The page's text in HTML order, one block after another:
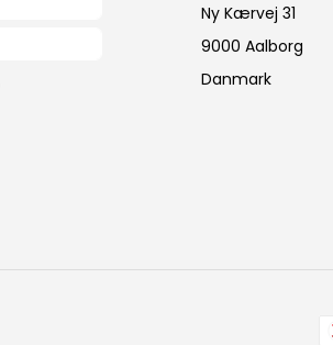
Ny Kærvej 31
9000 Aalborg
Danmark